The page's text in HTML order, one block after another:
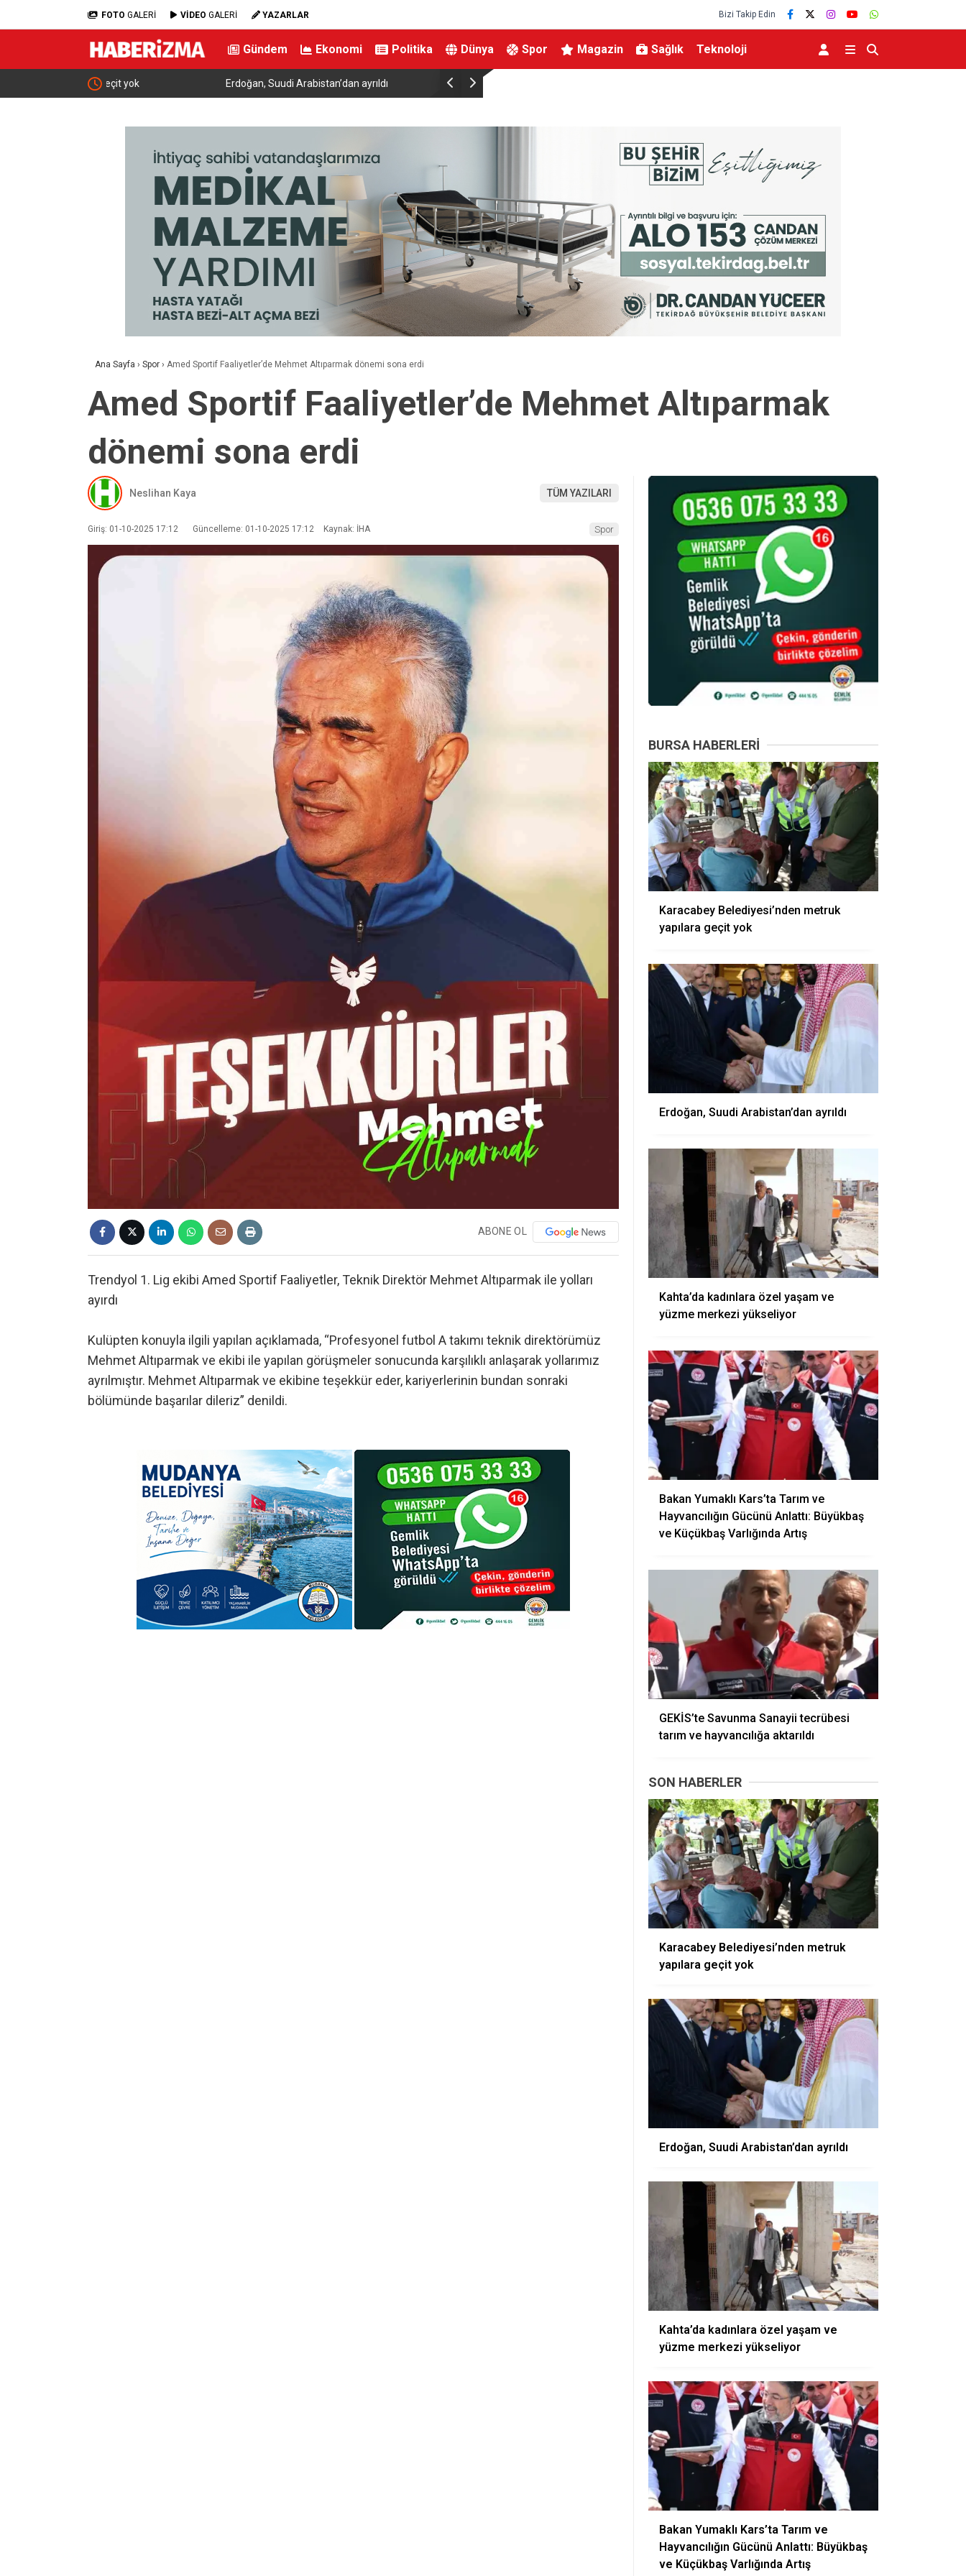
FOTO GALERİ VİDEO GALERİ YAZARLAR Bizi Takip Edin
Gündem Ekonomi Politika Dünya Spor Magazin Sağlık Teknoloji
Erdoğan, Suudi Arabistan’dan ayrıldı Kahta’da kadınlara özel yaşam ve yüzme merkezi yükseliyor
Ana Sayfa › Spor › Amed Sportif Faaliyetler’de Mehmet Altıparmak dönemi sona erdi
Amed Sportif Faaliyetler’de Mehmet Altıparmak
dönemi sona erdi
Neslihan Kaya TÜM YAZILARI
Giriş: 01-10-2025 17:12 Güncelleme: 01-10-2025 17:12 Kaynak: İHA Spor
ABONE OL
Trendyol 1. Lig ekibi Amed Sportif Faaliyetler, Teknik Direktör Mehmet Altıparmak ile yolları
ayırdı
Kulüpten konuyla ilgili yapılan açıklamada, “Profesyonel futbol A takımı teknik direktörümüz
Mehmet Altıparmak ve ekibi ile yapılan görüşmeler sonucunda karşılıklı anlaşarak yollarımız
ayrılmıştır. Mehmet Altıparmak ve ekibine teşekkür eder, kariyerlerinin bundan sonraki
bölümünde başarılar dileriz” denildi.
BURSA HABERLERI
Karacabey Belediyesi’nden metruk
yapılara geçit yok
Erdoğan, Suudi Arabistan’dan ayrıldı
Kahta’da kadınlara özel yaşam ve
yüzme merkezi yükseliyor
Bakan Yumaklı Kars’ta Tarım ve
Hayvancılığın Gücünü Anlattı: Büyükbaş
ve Küçükbaş Varlığında Artış
GEKİS’te Savunma Sanayii tecrübesi
tarım ve hayvancılığa aktarıldı
SON HABERLER
Karacabey Belediyesi’nden metruk
yapılara geçit yok
Erdoğan, Suudi Arabistan’dan ayrıldı
Kahta’da kadınlara özel yaşam ve
yüzme merkezi yükseliyor
Bakan Yumaklı Kars’ta Tarım ve
Hayvancılığın Gücünü Anlattı: Büyükbaş
ve Küçükbaş Varlığında Artış